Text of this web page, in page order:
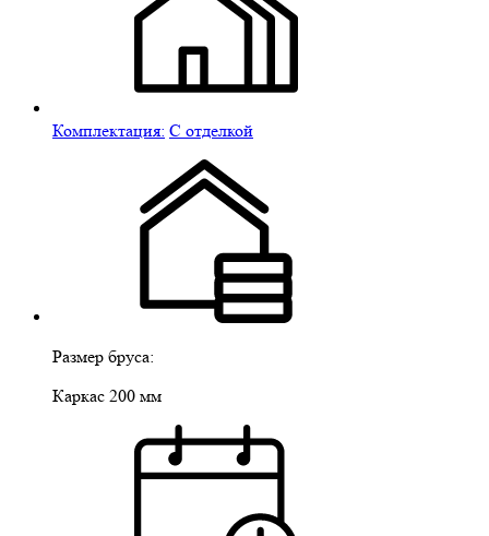
Комплектация: С отделкой
Размер бруса:
Каркас 200 мм